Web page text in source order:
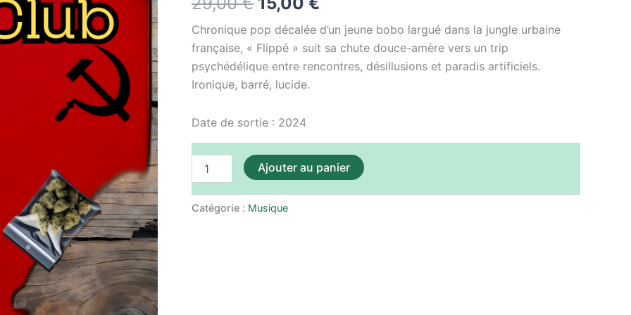
était :
29,00 €.15,00 €.
Chronique pop décalée d’un jeune bobo largué dans la jungle urbaine
française, « Flippé » suit sa chute douce-amère vers un trip
psychédélique entre rencontres, désillusions et paradis artificiels.
Ironique, barré, lucide.
Date de sortie : 2024
-
Ajouter au panier
Catégorie : Musique